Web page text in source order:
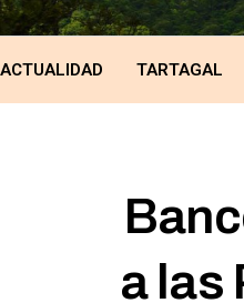
ACTUALIDAD TARTAGAL
a las